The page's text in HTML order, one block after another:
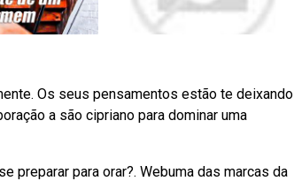
Os seus pensamentos estão te deixando
a são cipriano para dominar uma
preparar para orar?. Webuma das marcas da